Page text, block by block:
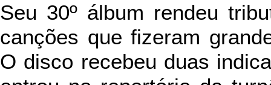
Seu 30º álbum rendeu
canções que fizeram
O disco recebeu duas